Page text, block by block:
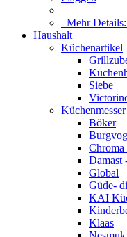
Mehr Details:
Haushalt
Küchenartikel
Siebe
Küchenmesser
Böker
Chroma
Damast
Global
Güde-
KAI
Klaas